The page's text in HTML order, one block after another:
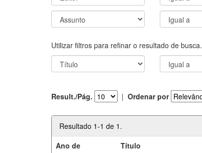
Utilizar filtros para refinar o resultado de busca.
Result./Pág. | Ordenar por
Resultado 1-1 de 1.
Ano de
Título